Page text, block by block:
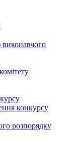
конкурсу
розпорядку